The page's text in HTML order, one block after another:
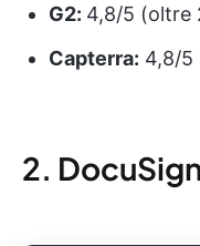
G2: 4,8/5 (oltre
Capterra: 4,8/5
2. DocuSign